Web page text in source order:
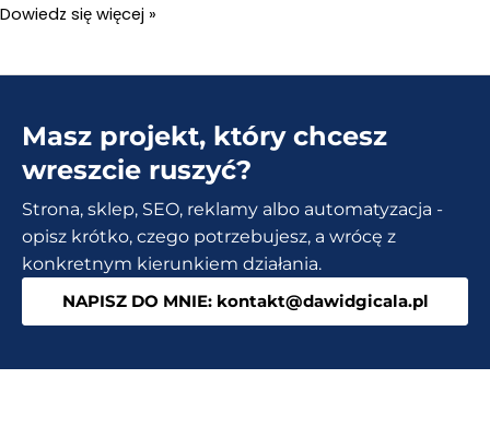
Optymalizacja
WordPress
zrobić,
Google
lepiej
rozumiało
Dowiedz się więcej »
Masz projekt, który chcesz
wreszcie ruszyć?
Strona, sklep, SEO, reklamy albo automatyzacja -
opisz krótko, czego potrzebujesz, a wrócę z
konkretnym kierunkiem działania.
NAPISZ DO MNIE: kontakt@dawidgicala.pl